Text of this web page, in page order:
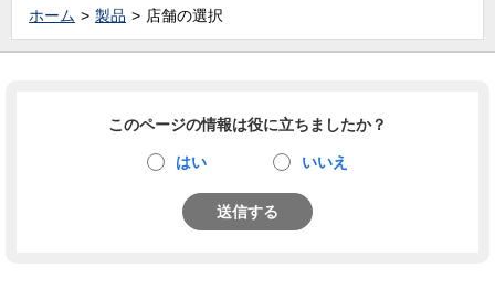
ホーム 製品 店舗の選択
このページの情報は役に立ちましたか？
はい いいえ
送信する